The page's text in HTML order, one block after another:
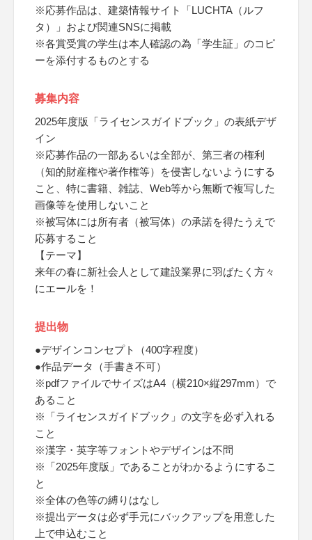
※応募作品は、建築情報サイト「LUCHTA（ルフ
タ）」および関連SNSに掲載
※各賞受賞の学生は本人確認の為「学生証」のコピ
ーを添付するものとする
募集内容
2025年度版「ライセンスガイドブック」の表紙デザ
イン
※応募作品の一部あるいは全部が、第三者の権利
（知的財産権や著作権等）を侵害しないようにする
こと、特に書籍、雑誌、Web等から無断で複写した
画像等を使用しないこと
※被写体には所有者（被写体）の承諾を得たうえで
応募すること
【テーマ】
来年の春に新社会人として建設業界に羽ばたく方々
にエールを！
提出物
●デザインコンセプト（400字程度）
●作品データ（手書き不可）
※pdfファイルでサイズはA4（横210×縦297mm）で
あること
※「ライセンスガイドブック」の文字を必ず入れる
こと
※漢字・英字等フォントやデザインは不問
※「2025年度版」であることがわかるようにするこ
と
※全体の色等の縛りはなし
※提出データは必ず手元にバックアップを用意した
上で申込むこと